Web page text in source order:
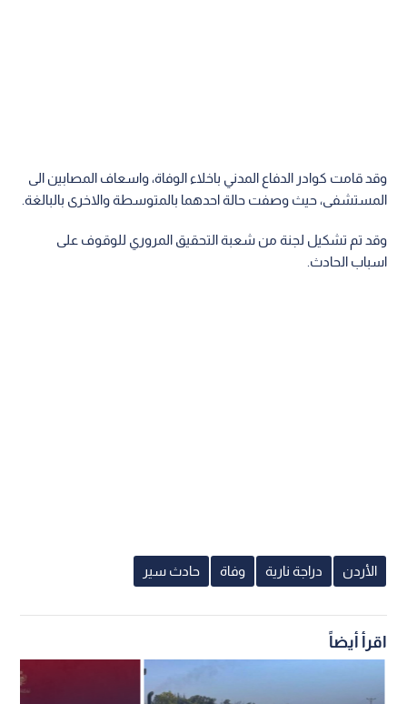
وقد قامت كوادر الدفاع المدني باخلاء الوفاة، واسعاف المصابين الى
المستشفى، حيث وصفت حالة احدهما بالمتوسطة والاخرى بالبالغة.
وقد تم تشكيل لجنة من شعبة التحقيق المروري للوقوف على
اسباب الحادث.
الأردن دراجة نارية وفاة حادث سير
اقرأ أيضاً